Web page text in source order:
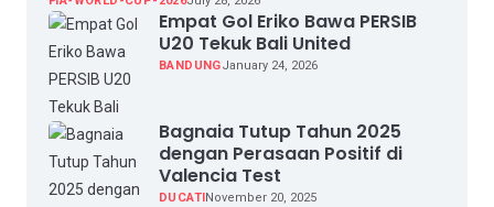
Empat Gol Eriko Bawa PERSIB
U20 Tekuk Bali United
BANDUNGJanuary 24, 2026
Bagnaia Tutup Tahun 2025
dengan Perasaan Positif di
Valencia Test
DUCATI November 20, 2025